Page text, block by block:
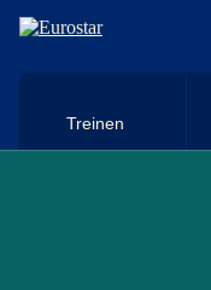
Naar hoofdinhoud
Treinen